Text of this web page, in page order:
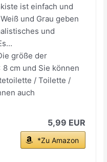
ist einfach und
und Grau geben
und
größe der
cm und Sie können
/ Toilette /
auch
5,99 EUR
*Zu Amazon